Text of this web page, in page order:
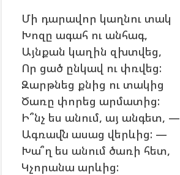
Մի դարավոր կաղնու տակ
Խոզը ագահ ու անհագ,
Այնքան կաղին զխտվեց,
Որ ցած ընկավ ու փռվեց:
Զարթնեց քնից ու տակից
Ծառը փորեց արմատից:
Ի՞նչ ես անում, այ անգետ, —
Ագռավն ասաց վերևից: —
Խա՞ղ ես անում ծառի հետ,
Կչորանա արևից: